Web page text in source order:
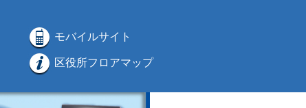
モバイルサイト
区役所フロアマップ